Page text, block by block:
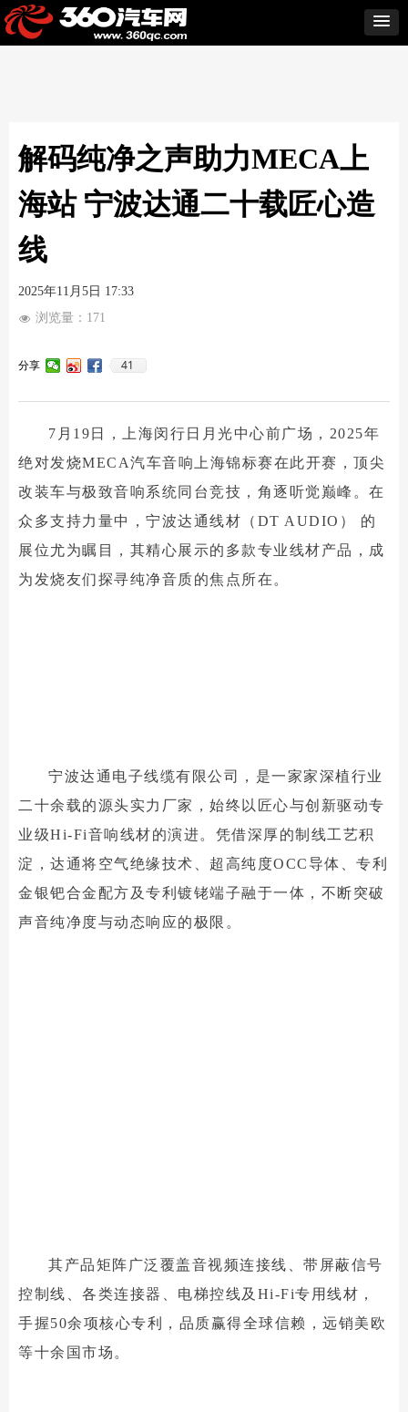
解码纯净之声助力MECA上
海站 宁波达通二十载匠心造
线
7月19日，上海闵行日月光中心前广场，2025年
绝对发烧MECA汽车音响上海锦标赛在此开赛，顶尖
改装车与极致音响系统同台竞技，角逐听觉巅峰。在
众多支持力量中，宁波达通线材（DT AUDIO） 的
展位尤为瞩目，其精心展示的多款专业线材产品，成
为发烧友们探寻纯净音质的焦点所在。
宁波达通电子线缆有限公司，是一家家深植行业
二十余载的源头实力厂家，始终以匠心与创新驱动专
业级Hi-Fi音响线材的演进。凭借深厚的制线工艺积
淀，达通将空气绝缘技术、超高纯度OCC导体、专利
金银钯合金配方及专利镀铑端子融于一体，不断突破
声音纯净度与动态响应的极限。
其产品矩阵广泛覆盖音视频连接线、带屏蔽信号
控制线、各类连接器、电梯控线及Hi-Fi专用线材，
手握50余项核心专利，品质赢得全球信赖，远销美欧
等十余国市场。
2025年11月5日 17:33
分享 41
넶 浏览量： 171